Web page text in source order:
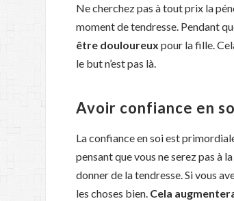
Ne cherchez pas à tout prix la
moment de tendresse. Pendant
être douloureux pour la fille.
le but n’est pas là.
Avoir confiance en
La confiance en soi est
pensant que vous ne serez pas à
donner de la tendresse. Si vous
les choses bien. Cela